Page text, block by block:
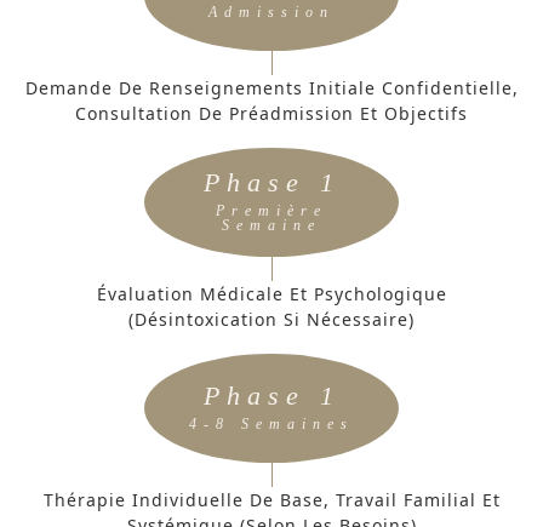
Admission
Demande De Renseignements Initiale Confidentielle,
Consultation De Préadmission Et Objectifs
Phase 1
Première
Semaine
Évaluation Médicale Et Psychologique
(désintoxication Si Nécessaire)
Phase 1
4-8 Semaines
Thérapie Individuelle De Base, Travail Familial Et